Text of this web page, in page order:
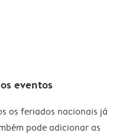
eventos
os feriados nacionais já
pode adicionar as